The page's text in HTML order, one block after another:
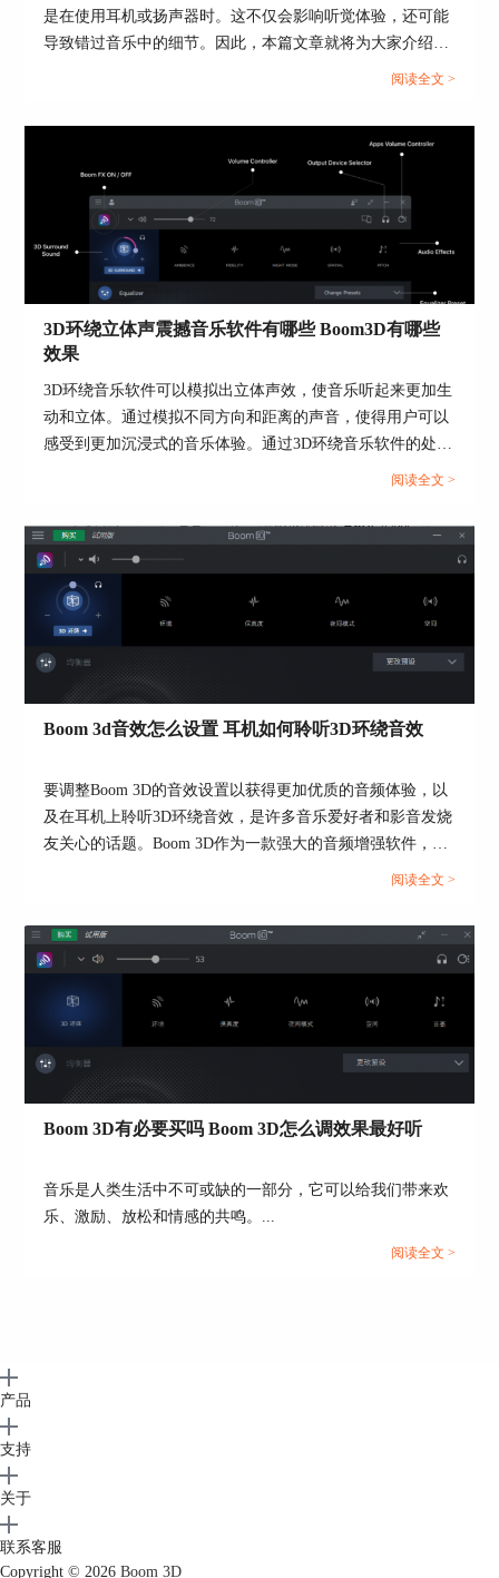
方法二：在Boom 3D中直接更改
设备更改按钮，重新选择输出设备。以正在使用的
器，第二步重新选择输出设备为耳机，电脑即可发
出声音。
尤其是对于系统的音量更是有非常大的增幅，所以
在设置之前建议先把系统的声音和它的声音都降低
一些。好啦，以上就是有关如何解决打开Boom 3D
后电脑没声音的问题的全部内容了，想知道更多有
关软件的信息，敬请访问
以加入Boom 3D官方交流群 QQ群：
897790385
，获
取更多新鲜资讯。
是在使用耳机或扬声器时。这不仅会影响听觉体验，还可能
导致错过音乐中的细节。因此，本篇文章就将为大家介绍音
乐声音太小如何提高以及Boom 3D如何增强音乐声音强度的
阅读全文 >
3D环绕立体声震撼音乐软件有哪些 Boom3D有哪些
效果
3D环绕音乐软件可以模拟出立体声效，使音乐听起来更加生
动和立体。通过模拟不同方向和距离的声音，使得用户可以
感受到更加沉浸式的音乐体验。通过3D环绕音乐软件的处
理，音乐的音质可以得到提升，使细节更加清晰，音乐更加
些以及Boom 3D有哪些效果。...
阅读全文 >
Boom 3d音效怎么设置 耳机如何聆听3D环绕音效
要调整Boom 3D的音效设置以获得更加优质的音频体验，以
及在耳机上聆听3D环绕音效，是许多音乐爱好者和影音发烧
友关心的话题。Boom 3D作为一款强大的音频增强软件，提
供了多种音效调节选项，让用户可以根据个人喜好和设备来
音乐更加身临其境的方式。接下来，将为大家介绍Boom 3d
音效怎么设置以及耳机如何聆听3D环绕音效的方法。...
阅读全文 >
Boom 3D有必要买吗 Boom 3D怎么调效果最好听
音乐是人类生活中不可或缺的一部分，它可以给我们带来欢
乐、激励、放松和情感的共鸣。...
阅读全文 >
产品
支持
关于
联系客服
Copyright © 2026 Boom 3D